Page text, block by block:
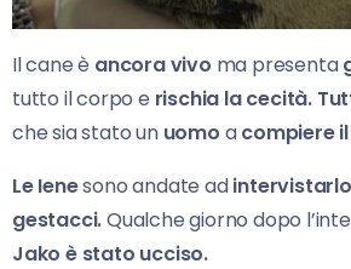
Il cane è ancora vivo ma presenta
tutto il corpo e rischia la cecità.
che sia stato un uomo acompiere
Le Ienesono andate adintervistarlo
gestacci.Qualche giorno dopo
Jako è stato ucciso.